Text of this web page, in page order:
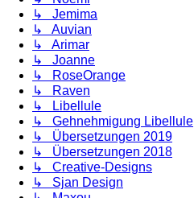
↳ Jemima
↳ Auvian
↳ Arimar
↳ Joanne
↳ RoseOrange
↳ Raven
↳ Libellule
↳ Gehnehmigung Libellule
↳ Übersetzungen 2019
↳ Übersetzungen 2018
↳ Creative-Designs
↳ Sjan Design